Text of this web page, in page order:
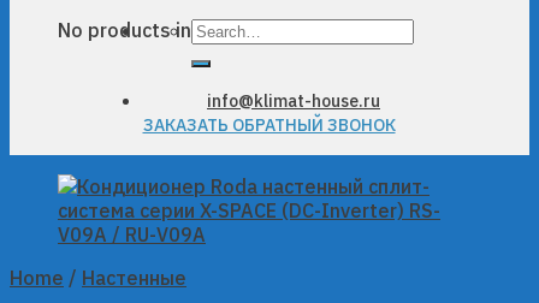
No products in the cart.
Search
info@klimat-house.ru
ЗАКАЗАТЬ ОБРАТНЫЙ ЗВОНОК
Home / Настенные